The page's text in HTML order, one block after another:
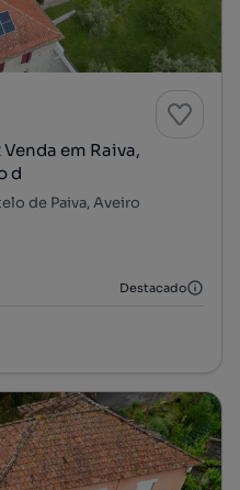
em Raiva,
d
de Paiva, Aveiro
Destacado